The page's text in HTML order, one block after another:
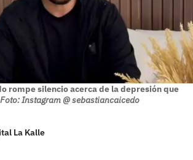
rompe silencio acerca de la depresión que
Foto: Instagram @ sebastiancaicedo
La Kalle